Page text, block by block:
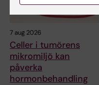
7 aug 2026
Celler i tumörens
mikromiljö kan
påverka
hormonbehandling